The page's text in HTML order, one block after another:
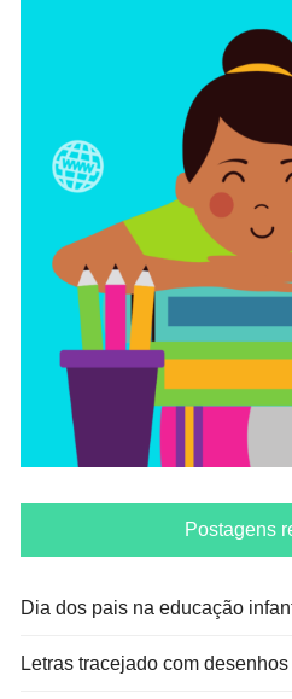
Postagens
Dia dos pais na educação
Letras tracejado com